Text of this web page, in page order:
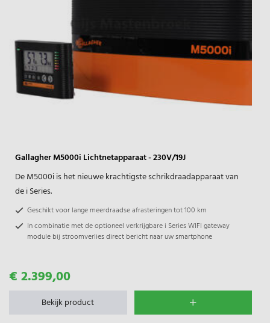
Gallagher M5000i Lichtnetapparaat - 230V/19J
De M5000i is het nieuwe krachtigste schrikdraadapparaat van
de i Series.
Geschikt voor lange meerdraadse afrasteringen tot 100 km
In combinatie met de optioneel verkrijgbare i Series WIFI gateway
module bij stroomverlies direct bericht naar uw smartphone
€ 2.399,00
Bekijk product